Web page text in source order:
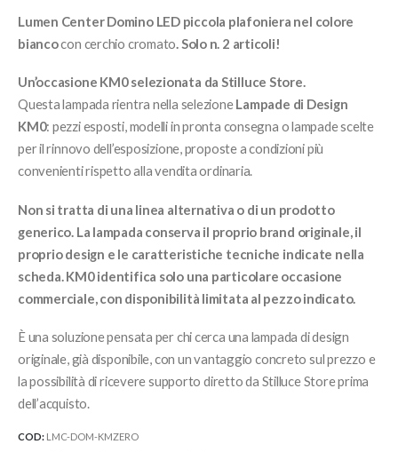
era:
180,00€.
è:
90,00€.
Lumen Center Domino LED piccola plafoniera nel colore
biancocon cerchio cromato.Solo n. 2 articoli!
Un’occasione KM0 selezionata da Stilluce Store.
Questa lampada rientra nella selezioneLampade di Design
KM0: pezzi esposti, modelli in pronta consegna o lampade scelte
per il rinnovo dell’esposizione, proposte a condizioni più
convenienti rispetto alla vendita ordinaria.
Non si tratta di una linea alternativa o di un prodotto
generico. La lampada conserva il proprio brand originale, il
proprio design e le caratteristiche tecniche indicate nella
scheda. KM0 identifica solo una particolare occasione
commerciale, con disponibilità limitata al pezzo indicato.
È una soluzione pensata per chi cerca una lampada di design
originale, già disponibile, con un vantaggio concreto sul prezzo e
la possibilità di ricevere supporto diretto da Stilluce Store prima
dell’acquisto.
COD: LMC-DOM-KMZERO